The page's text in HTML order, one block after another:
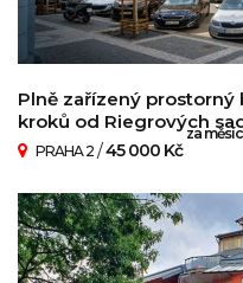
Plně zařízený prostorný
kroků od Riegrových
PRAHA 2 /45 000 Kč
za měsíc